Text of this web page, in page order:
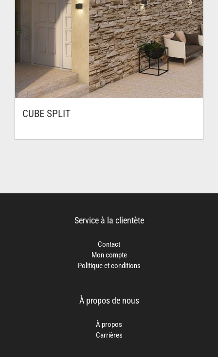
CUBE SPLIT
Service à la clientète
Contact
Mon compte
Politique et conditions
À propos de nous
À propos
Carrières